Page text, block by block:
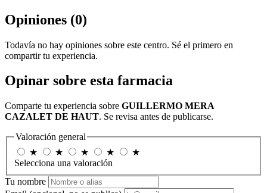
Opiniones (0)
Todavía no hay opiniones sobre este centro. Sé el primero en
compartir tu experiencia.
Opinar sobre esta farmacia
Comparte tu experiencia sobre GUILLERMO MERA
CAZALET DE HAUT. Se revisa antes de publicarse.
Valoración general
★
★ ★ ★
★
Selecciona una valoración
Tu nombre